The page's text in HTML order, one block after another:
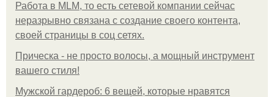
Работа в MLM, то есть сетевой компании сейчас
неразрывно связана с создание своего контента,
своей страницы в соц сетях.
Прическа - не просто волосы, а мощный инструмент
вашего стиля!
Мужской гардероб: 6 вещей, которые нравятся